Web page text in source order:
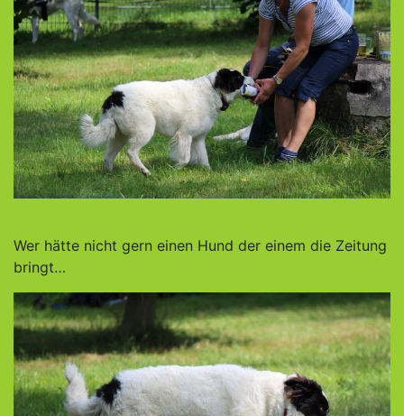
Wer hätte nicht gern einen Hund der einem die Zeitung
bringt…